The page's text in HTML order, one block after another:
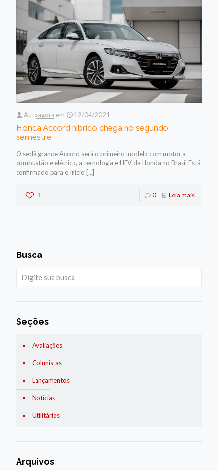
Autoagora em 12/04/2021
Honda Accord híbrido chega no segundo
semestre
O sedã grande Accord será o primeiro modelo com motor a
combustão e elétrico, a tecnologia e:HEV da Honda no Brasil Está
confirmado para o inicio […]
1 0 Leia mais
Busca
Seções
Avaliações
Colunistas
Lançamentos
Notícias
Utilitários
Arquivos